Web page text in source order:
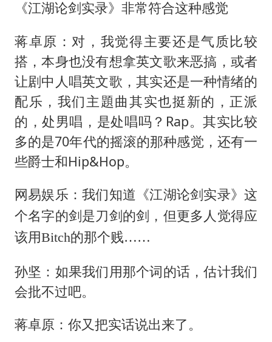
《江湖论剑实录》非常符合这种感觉
蒋卓原：对，我觉得主要还是气质比较
搭，本身也没有想拿英文歌来恶搞，或者
让剧中人唱英文歌，其实还是一种情绪的
配乐，我们主題曲其实也挺新的，正派
的，处男唱，是处唱吗？Rap。其实比较
多的是70年代的摇滚的那种感觉，还有一
些爵士和Hip&Hop。
网易娱乐：我们知道《江湖论剑实录》这
个名字的剑是刀剑的剑，但更多人觉得应
该用Bitch的那个贱……
孙坚：如果我们用那个词的话，估计我们
会批不过吧。
蒋卓原：你又把实话说出来了。